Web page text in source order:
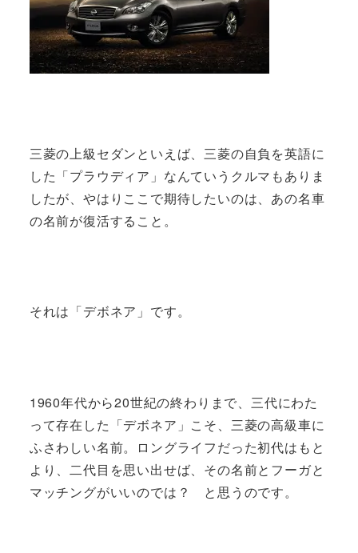
三菱の上級セダンといえば、三菱の自負を英語に
した「プラウディア」なんていうクルマもありま
したが、やはりここで期待したいのは、あの名車
の名前が復活すること。
それは「デボネア」です。
1960年代から20世紀の終わりまで、三代にわた
って存在した「デボネア」こそ、三菱の高級車に
ふさわしい名前。ロングライフだった初代はもと
より、二代目を思い出せば、その名前とフーガと
マッチングがいいのでは？ と思うのです。